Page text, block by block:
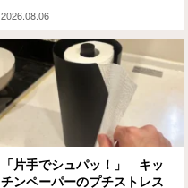
2026.08.06
「片手でシュパッ！」 キッ
チンペーパーのプチストレス